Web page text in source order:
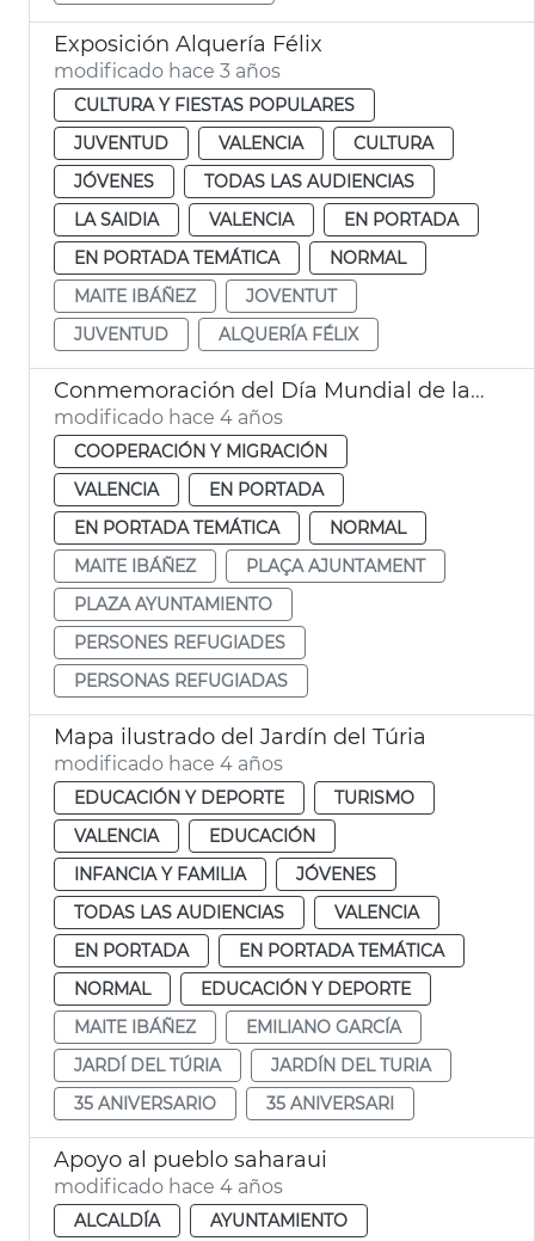
Exposición Alquería Félix
modificado hace 3 años
CULTURA Y FIESTAS POPULARES
JUVENTUD
VALENCIA
CULTURA
JÓVENES
TODAS LAS AUDIENCIAS
LA SAIDIA
VALENCIA
EN PORTADA
EN PORTADA TEMÁTICA
NORMAL
MAITE IBÁÑEZ
JOVENTUT
JUVENTUD
ALQUERÍA FÉLIX
Conmemoración del Día Mundial de las Personas Refugiadas
modificado hace 4 años
COOPERACIÓN Y MIGRACIÓN
VALENCIA
EN PORTADA
EN PORTADA TEMÁTICA
NORMAL
MAITE IBÁÑEZ
PLAÇA AJUNTAMENT
PLAZA AYUNTAMIENTO
PERSONES REFUGIADES
PERSONAS REFUGIADAS
Mapa ilustrado del Jardín del Túria
modificado hace 4 años
EDUCACIÓN Y DEPORTE
TURISMO
VALENCIA
EDUCACIÓN
INFANCIA Y FAMILIA
JÓVENES
TODAS LAS AUDIENCIAS
VALENCIA
EN PORTADA
EN PORTADA TEMÁTICA
NORMAL
EDUCACIÓN Y DEPORTE
MAITE IBÁÑEZ
EMILIANO GARCÍA
JARDÍ DEL TÚRIA
JARDÍN DEL TURIA
35 ANIVERSARIO
35 ANIVERSARI
Apoyo al pueblo saharaui
modificado hace 4 años
ALCALDÍA
AYUNTAMIENTO